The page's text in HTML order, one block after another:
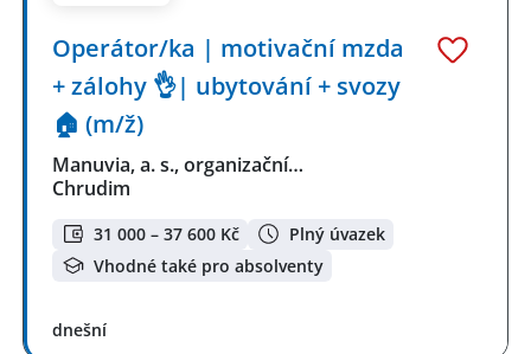
Operátor/ka | motivační mzda
+ zálohy 👌| ubytování + svozy
🏠 (m/ž)
Manuvia, a. s., organizační…
Chrudim
31 000 – 37 600 Kč
Plný úvazek
Vhodné také pro absolventy
dnešní